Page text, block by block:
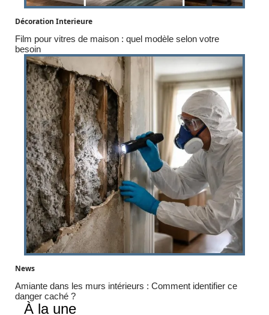
Décoration Interieure
Film pour vitres de maison : quel modèle selon votre
besoin
News
Amiante dans les murs intérieurs : Comment identifier ce
danger caché ?
À la une